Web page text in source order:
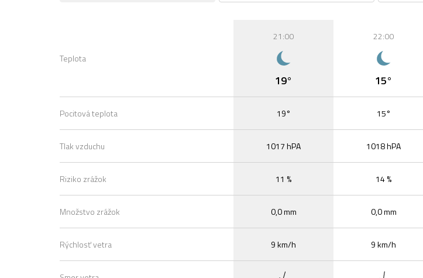
Teplota
Pocitová teplota
Tlak vzduchu
Riziko zrážok
Množstvo zrážok
Rýchlosť vetra
21:00
19°
19°
1017 hPA
11 %
0,0 mm
9 km/h
22:00
15°
15°
1018 hPA
14 %
0,0 mm
9 km/h